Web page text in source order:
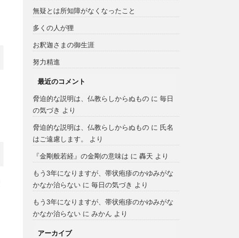
無疑とは所知障がなくなったこと
多くの人が狸
お釈迦さまの御生涯
努力精進
最近のコメント
脅迫的な説明は、仏教らしからぬもの に 毎日
の気づき より
脅迫的な説明は、仏教らしからぬもの に 氏名
はご遠慮します。
より
『金剛般若経』の金剛の意味は に 轟天 より
もう3年になりますが、帯状疱疹のかゆみがな
かなか治らない に 毎日の気づき より
もう3年になりますが、帯状疱疹のかゆみがな
かなか治らない に みかん より
アーカイブ